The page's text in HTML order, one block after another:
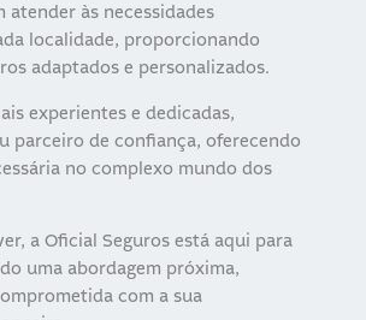
atender às necessidades
localidade, proporcionando
adaptados e personalizados.
experientes e dedicadas,
parceiro de confiança, oferecendo
no complexo mundo dos
a Oficial Seguros está aqui para
uma abordagem próxima,
com a sua